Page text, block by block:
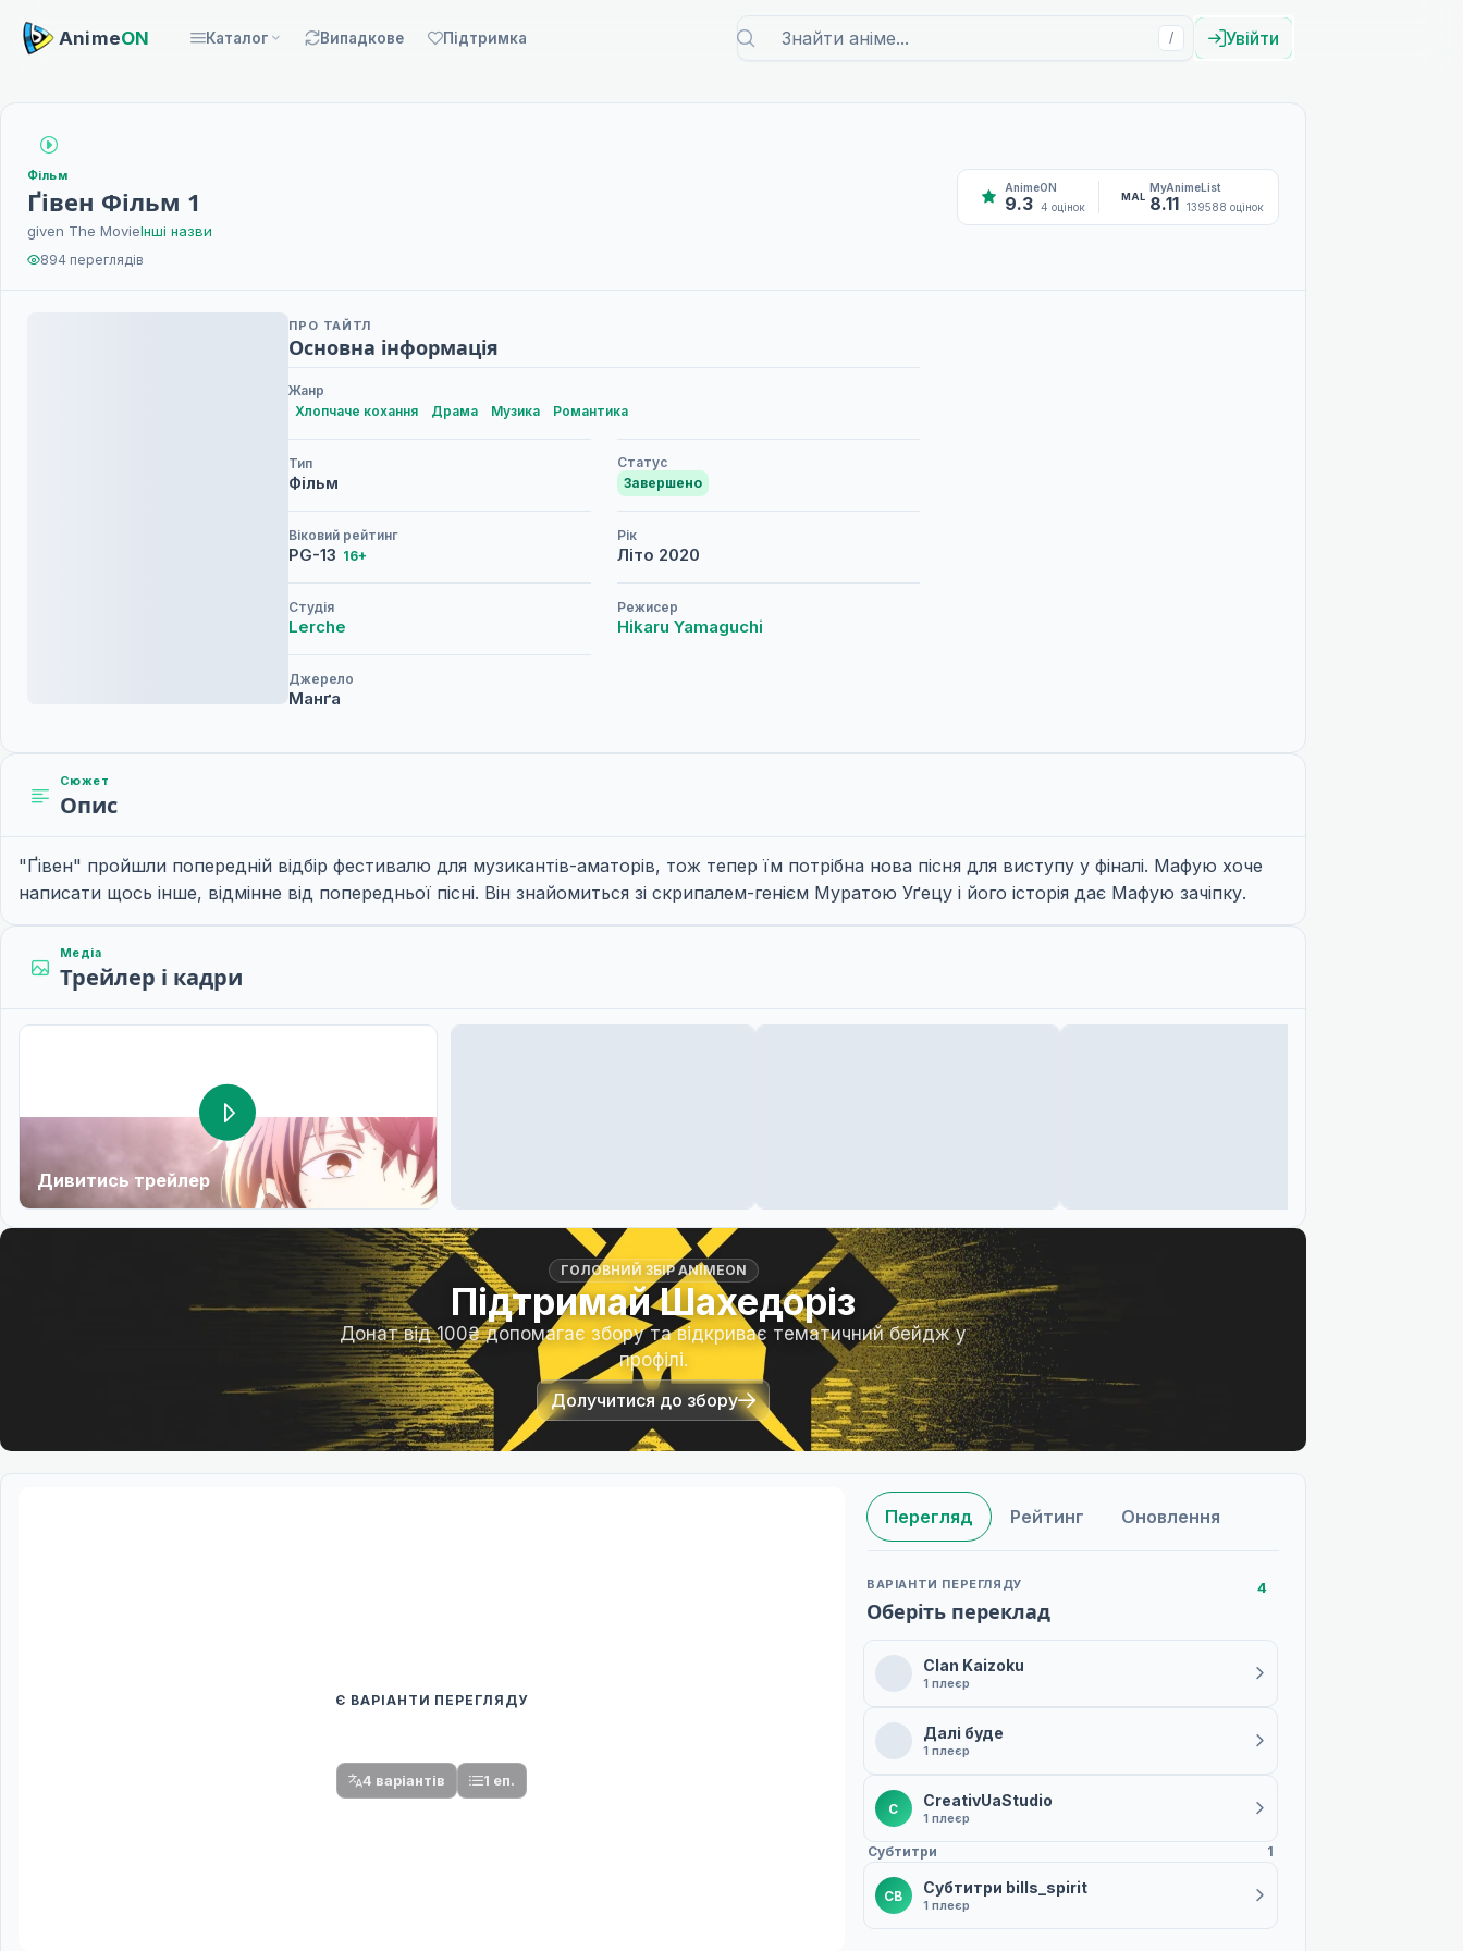
AnimeON Каталог Випадкове Підтримка / Увійти
Фільм
Ґівен Фільм 1
given The MovieІнші назви
894 переглядів
AnimeON
9.3 4 оцінок
MAL
MyAnimeList
8.11 139588 оцінок
ПРО ТАЙТЛ
Основна інформація
Жанр
Хлопчаче кохання
Драма Музика Романтика
Тип
Фільм
Статус
Завершено
Віковий рейтинг
PG-13 16+
Рік
Літо 2020
Студія
Lerche
Режисер
Hikaru Yamaguchi
Джерело
Манґа
Сюжет
Опис
"Ґівен" пройшли попередній відбір фестивалю для музикантів-аматорів, тож тепер їм потрібна нова пісня для виступу у фіналі. Мафую хоче
написати щось інше, відмінне від попередньої пісні. Він знайомиться зі скрипалем-генієм Муратою Уґецу і його історія дає Мафую зачіпку.
Медіа
Трейлер і кадри
Дивитись трейлер
ГОЛОВНИЙ ЗБІР ANIMEON
Підтримай Шахедоріз
Донат від 100₴ допомагає збору та відкриває тематичний бейдж у
профілі.
Долучитися до збору
Є ВАРІАНТИ ПЕРЕГЛЯДУ
4 варіантів 1 еп.
Перегляд Рейтинг Оновлення
ВАРІАНТИ ПЕРЕГЛЯДУ
Оберіть переклад
4
Clan Kaizoku
1 плеєр
Далі буде
1 плеєр
C CreativUaStudio
1 плеєр
Субтитри 1
СB Субтитри bills_spirit
1 плеєр